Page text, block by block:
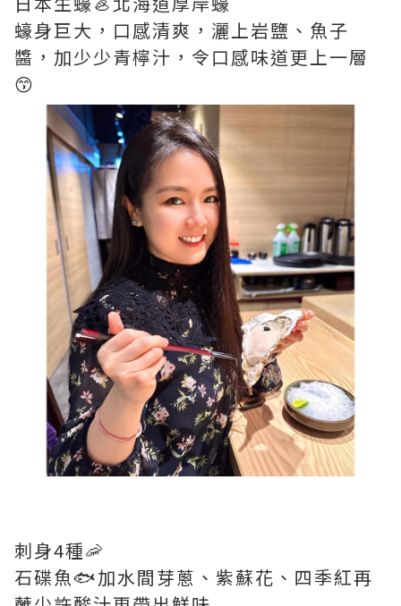
蠔身巨大，口感清爽，灑上岩鹽、魚子
醬，加少少青檸汁，令口感味道更上一層
😙
刺身4種🦐
石碟魚🐟加水間芽蔥、紫蘇花、四季紅再